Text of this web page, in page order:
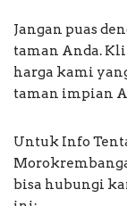
Jangan puas
taman Anda.
harga kami
taman impian
Untuk Info
bisa hubungi